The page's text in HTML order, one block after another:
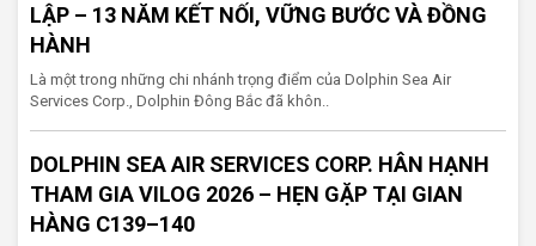
LẬP – 13 NĂM KẾT NỐI, VỮNG BƯỚC VÀ ĐỒNG
HÀNH
Là một trong những chi nhánh trọng điểm của Dolphin Sea Air
Services Corp., Dolphin Đông Bắc đã khôn..
DOLPHIN SEA AIR SERVICES CORP. HÂN HẠNH
THAM GIA VILOG 2026 – HẸN GẶP TẠI GIAN
HÀNG C139–140